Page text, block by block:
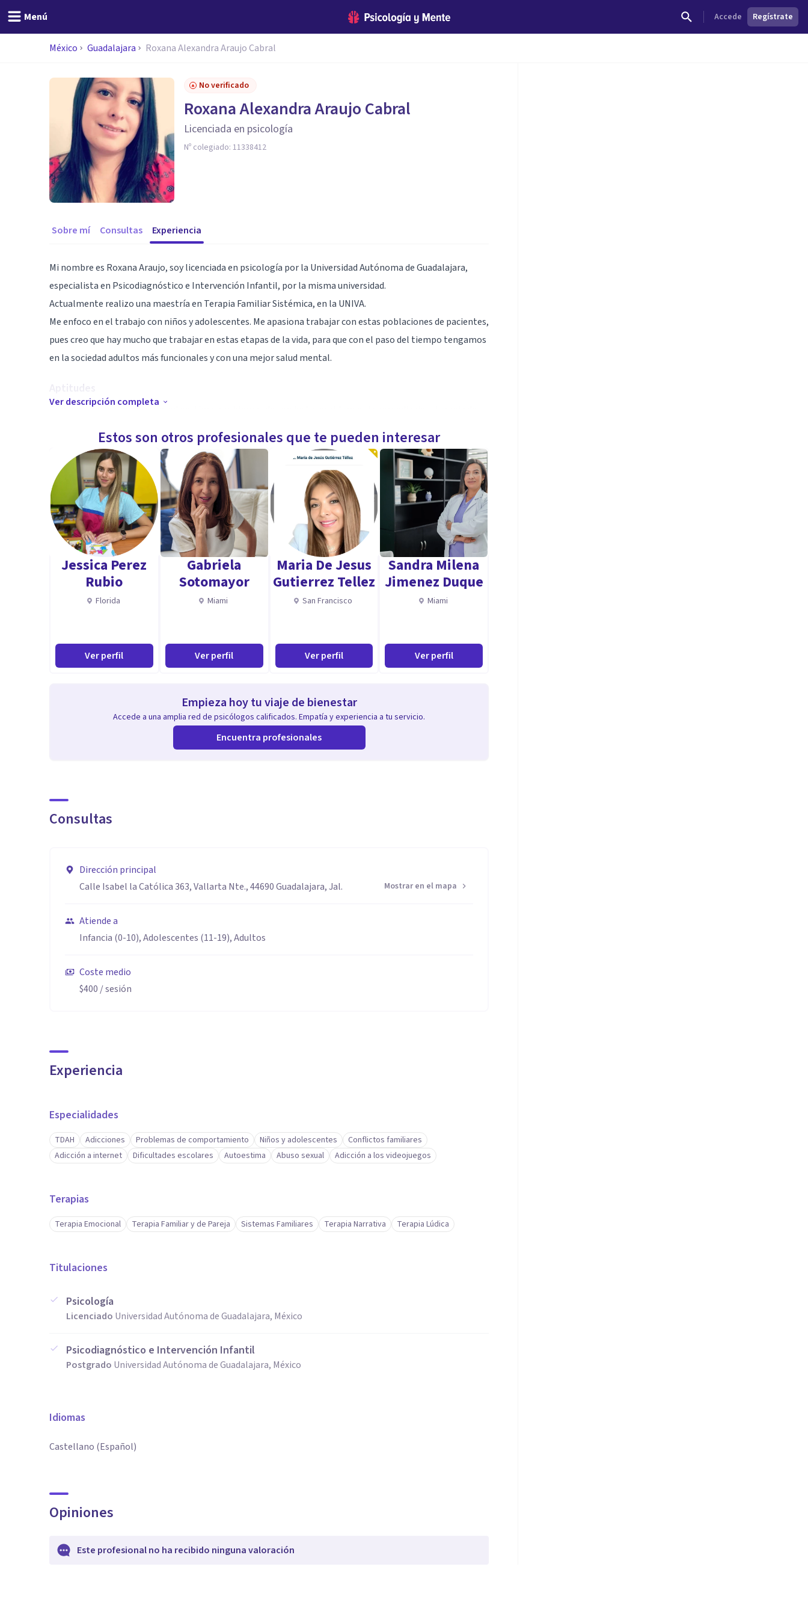
Menú Accede Regístrate
México Guadalajara Roxana Alexandra Araujo Cabral
No verificado
Roxana Alexandra Araujo Cabral
Licenciada en psicología
Nº colegiado: 11338412
Sobre mí Consultas Experiencia
Mi nombre es Roxana Araujo, soy licenciada en psicología por la Universidad Autónoma de Guadalajara,
especialista en Psicodiagnóstico e Intervención Infantil, por la misma universidad.
Actualmente realizo una maestría en Terapia Familiar Sistémica, en la UNIVA.
Me enfoco en el trabajo con niños y adolescentes. Me apasiona trabajar con estas poblaciones de pacientes,
pues creo que hay mucho que trabajar en estas etapas de la vida, para que con el paso del tiempo tengamos
en la sociedad adultos más funcionales y con una mejor salud mental.
Aptitudes
Trabajo principalmente con autoestima, problemas de conducta, problemas de aprendizaje, y terapia de
Ver descripción completa
Estos son otros profesionales que te pueden interesar
Jessica Perez
Rubio
Florida
Ver perfil
Gabriela
Sotomayor
Miami
Ver perfil
Maria De Jesus
Gutierrez Tellez
San Francisco
Ver perfil
Sandra Milena
Jimenez Duque
Miami
Ver perfil
Empieza hoy tu viaje de bienestar
Accede a una amplia red de psicólogos calificados. Empatía y experiencia a tu servicio.
Encuentra profesionales
Consultas
Dirección principal
Calle Isabel la Católica 363, Vallarta Nte., 44690 Guadalajara, Jal.
Mostrar en el mapa
Atiende a
Infancia (0-10), Adolescentes (11-19), Adultos
Coste medio
$400 / sesión
Experiencia
Especialidades
TDAH Adicciones Problemas de comportamiento Niños y adolescentes
Conflictos familiares
Adicción a internet
Dificultades escolares Autoestima Abuso sexual Adicción a los videojuegos
Terapias
Terapia Emocional Terapia Familiar y de Pareja Sistemas Familiares Terapia Narrativa Terapia Lúdica
Titulaciones
Psicología
Licenciado Universidad Autónoma de Guadalajara, México
Psicodiagnóstico e Intervención Infantil
Postgrado Universidad Autónoma de Guadalajara, México
Idiomas
Castellano (Español)
Opiniones
Este profesional no ha recibido ninguna valoración